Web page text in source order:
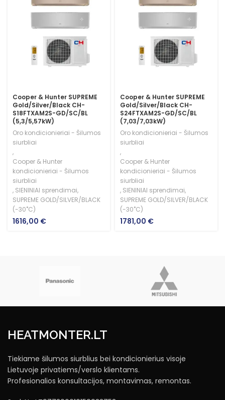
Cooper & Hunter SUPREME
Gold/Silver/Black CH-
S18FTXAM2S-GD/SC/BL
(5,3/5,57kW)
Oro kondicionieriai - Šilumos
siurbliai
,
Cooper & Hunter
kondicionieriai - Šilumos
siurbliai
, SIENINIAI sprendimai,
SUPREME GOLD/SILVER/BLACK
(-30˚C)
1616,00 €
Cooper & Hunter SUPREME
Gold/Silver/Black CH-
S24FTXAM2S-GD/SC/BL
(7,03/7,03kW)
Oro kondicionieriai - Šilumos
siurbliai
,
Cooper & Hunter
kondicionieriai - Šilumos
siurbliai
, SIENINIAI sprendimai,
SUPREME GOLD/SILVER/BLACK
(-30˚C)
1781,00 €
HEATMONTER.LT
Tiekiame šilumos siurblius bei kondicionierius visoje
Lietuvoje privatiems/verslo klientams.
Profesionalios konsultacijos, montavimas, remontas.